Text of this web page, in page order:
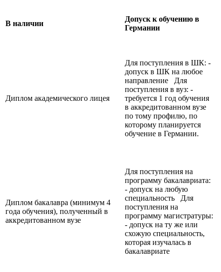
В наличии
Допуск к обучению в
Германии
Диплом академического лицея
Для поступления в ШК: -
допуск в ШК на любое
направление Для
поступления в вуз: -
требуется 1 год обучения
в аккредитованном вузе
по тому профилю, по
которому планируется
обучение в Германии.
Диплом бакалавра (минимум 4
года обучения), полученный в
аккредитованном вузе
Для поступления на
программу бакалавриата:
- допуск на любую
специальность Для
поступления на
программу магистратуры:
- допуск на ту же или
схожую специальность,
которая изучалась в
бакалавриате